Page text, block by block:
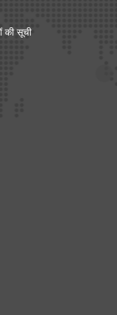
की सूची